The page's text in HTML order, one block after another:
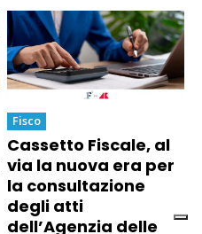
Fisco
Cassetto Fiscale, al
via la nuova era per
la consultazione
degli atti
dell’Agenzia delle